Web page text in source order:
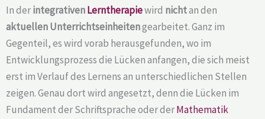
In derintegrativenLerntherapiewird nichtan den
aktuellen Unterrichtseinheitengearbeitet. Ganz im
Gegenteil, es wird vorab herausgefunden, wo im
Entwicklungsprozess die Lücken anfangen, die sich meist
erst im Verlauf des Lernens an unterschiedlichen Stellen
zeigen. Genau dort wird angesetzt, denn die Lücken im
Fundament der Schriftsprache oder derMathematik